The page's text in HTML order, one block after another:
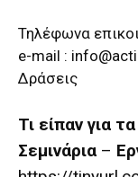
Τηλέφωνα
e-mail :
Δράσεις
Τι είπαν για
Σεμινάρια –